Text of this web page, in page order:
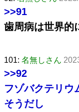
>>91
歯周病は世界的
101: 名無しさん
>>92
フゾバクテリウ
そうだし